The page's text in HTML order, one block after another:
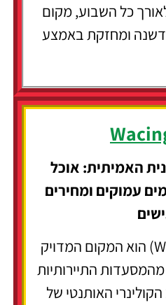
(פתוח לאורך כל השבוע, מקום
דשנה ומחזקת באמצע
האמיתית: אוכל
עמוקים ומחירים
ואסינגיי (Wacinguey) הוא המקום המדויק
התיירותיות
האותנטי של